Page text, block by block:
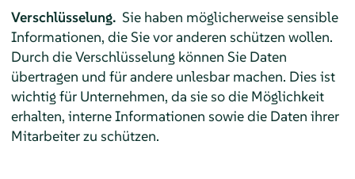
Verschlüsselung. Sie haben möglicherweise sensible
Informationen, die Sie vor anderen schützen wollen.
Durch die Verschlüsselung können Sie Daten
übertragen und für andere unlesbar machen. Dies ist
wichtig für Unternehmen, da sie so die Möglichkeit
erhalten, interne Informationen sowie die Daten ihrer
Mitarbeiter zu schützen.